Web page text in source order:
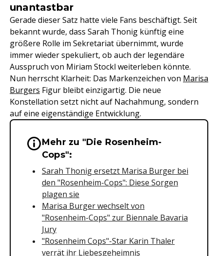
unantastbar
Gerade dieser Satz hatte viele Fans beschäftigt. Seit
bekannt wurde, dass Sarah Thonig künftig eine
größere Rolle im Sekretariat übernimmt, wurde
immer wieder spekuliert, ob auch der legendäre
Ausspruch von Miriam Stockl weiterleben könnte.
Nun herrscht Klarheit: Das Markenzeichen von Marisa
Burgers Figur bleibt einzigartig. Die neue
Konstellation setzt nicht auf Nachahmung, sondern
auf eine eigenständige Entwicklung.
Wichtige Hinweise &
Mehr zu "Die Rosenheim-
Cops":
Sarah Thonig ersetzt Marisa Burger bei
den "Rosenheim-Cops": Diese Sorgen
plagen sie
Marisa Burger wechselt von
"Rosenheim-Cops" zur Biennale Bavaria
Jury
"Rosenheim Cops"-Star Karin Thaler
verrät ihr Liebesgeheimnis